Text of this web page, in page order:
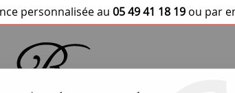
personnalisée au 05 49 41 18 19 ou par